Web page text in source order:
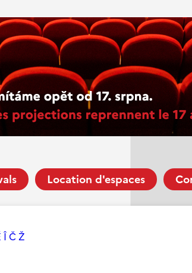
Location d'espaces
ÎČŽ